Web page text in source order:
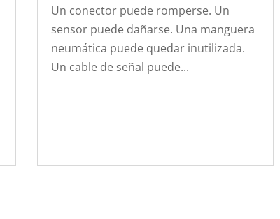
Un conector puede romperse. Un
sensor puede dañarse. Una manguera
neumática puede quedar inutilizada.
Un cable de señal puede...